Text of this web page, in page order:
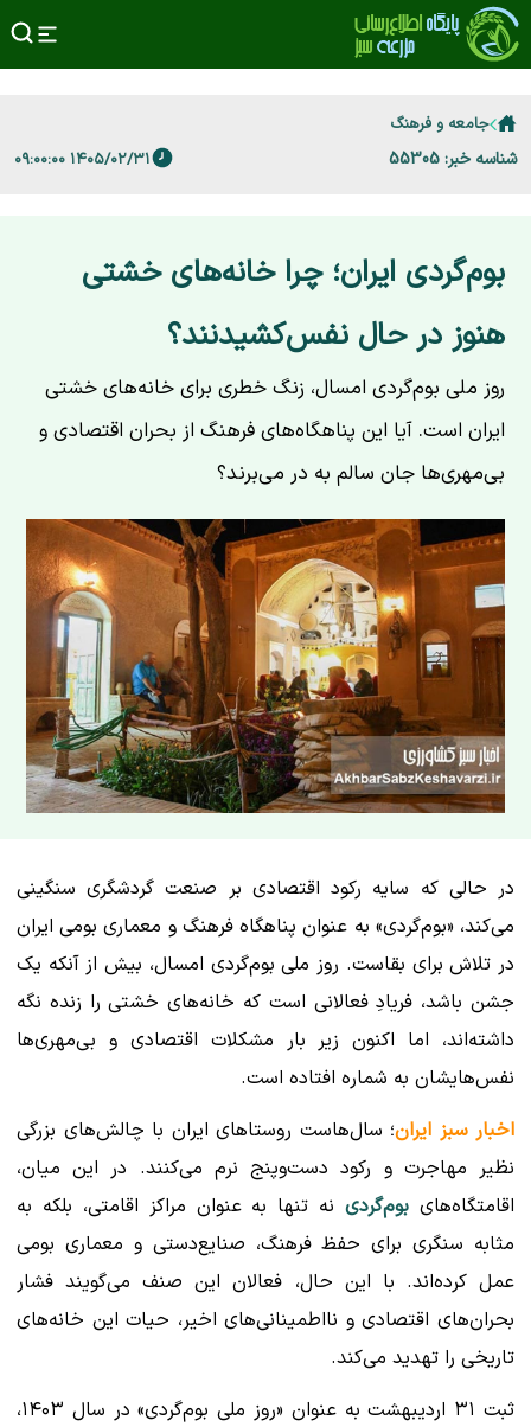
جامعه و فرهنگ
شناسه خبر: 55305 ۱۴۰۵/۰۲/۳۱ ۰۹:۰۰:۰۰
بوم‌گردی ایران؛ چرا خانه‌های خشتی
هنوز در حال نفس‌کشیدنند؟
روز ملی بوم‌گردی امسال، زنگ خطری برای خانه‌های خشتی
ایران است. آیا این پناهگاه‌های فرهنگ از بحران اقتصادی و
بی‌مهری‌ها جان سالم به در می‌برند؟
در حالی که سایه رکود اقتصادی بر صنعت گردشگری سنگینی
می‌کند، «بوم‌گردی» به عنوان پناهگاه فرهنگ و معماری بومی ایران
در تلاش برای بقاست. روز ملی بوم‌گردی امسال، بیش از آنکه یک
جشن باشد، فریادِ فعالانی است که خانه‌های خشتی را زنده نگه
داشته‌اند، اما اکنون زیر بار مشکلات اقتصادی و بی‌مهری‌ها
نفس‌هایشان به شماره افتاده است.
اخبار سبز ایران؛ سال‌هاست روستاهای ایران با چالش‌های بزرگی
نظیر مهاجرت و رکود دست‌وپنج نرم می‌کنند. در این میان،
اقامتگاه‌های بوم‌گردینه تنها به عنوان مراکز اقامتی، بلکه به
مثابه سنگری برای حفظ فرهنگ، صنایع‌دستی و معماری بومی
عمل کرده‌اند. با این حال، فعالان این صنف می‌گویند فشار
بحران‌های اقتصادی و نااطمینانی‌های اخیر، حیات این خانه‌های
تاریخی را تهدید می‌کند.
ثبت ۳۱ اردیبهشت به عنوان «روز ملی بوم‌گردی» در سال ۱۴۰۳،